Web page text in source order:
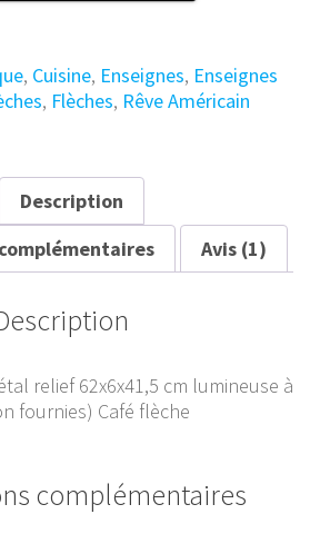
, Cuisine, Enseignes, Enseignes
, Flèches, Rêve Américain
Description
Avis (1)
relief 62x6x41,5 cm lumineuse à
fournies) Café flèche
complémentaires